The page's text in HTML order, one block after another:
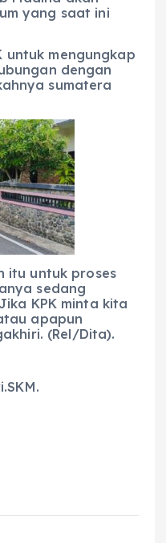
yang saat ini
untuk mengungkap
dengan
sumatera
itu untuk proses
sedang
KPK minta kita
apapun
(Rel/Dita).